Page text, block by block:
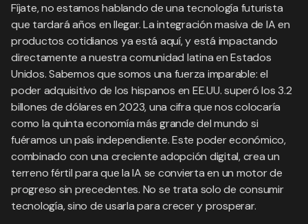
Fíjate, no estamos hablando de una tecnología futurista
que tardará años en llegar. La integración masiva de IA en
productos cotidianos ya está aquí, y está impactando
directamente a nuestra comunidad latina en Estados
Unidos. Sabemos que somos una fuerza imparable: el
poder adquisitivo de los hispanos en EE.UU. superó los 3.2
billones de dólares en 2023, una cifra que nos colocaría
como la quinta economía más grande del mundo si
fuéramos un país independiente. Este poder económico,
combinado con una creciente adopción digital, crea un
terreno fértil para que la IA se convierta en un motor de
progreso sin precedentes. No se trata solo de consumir
tecnología, sino de usarla para crecer y prosperar.